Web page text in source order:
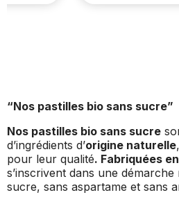
“Nos pastilles bio sans sucre”
Nos pastilles bio sans sucre
d’ingrédients d’origine naturelle
pour leur qualité. Fabriquées
s’inscrivent dans une
sucre, sans aspartame et sans